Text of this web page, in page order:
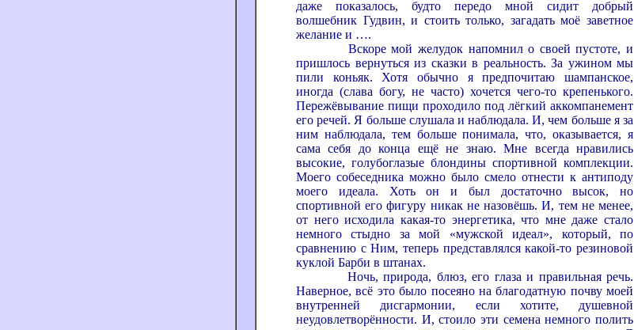
даже показалось, будто передо мной сидит добрый
волшебник Гудвин, и стоить только, загадать моё заветное
желание и ….
Вскоре мой желудок напомнил о своей пустоте, и
пришлось вернуться из сказки в реальность. За ужином мы
пили коньяк. Хотя обычно я предпочитаю шампанское,
иногда (слава богу, не часто) хочется чего-то крепенького.
Пережёвывание пищи проходило под лёгкий аккомпанемент
его речей. Я больше слушала и наблюдала. И, чем больше я за
ним наблюдала, тем больше понимала, что, оказывается, я
сама себя до конца ещё не знаю. Мне всегда нравились
высокие, голубоглазые блондины спортивной комплекции.
Моего собеседника можно было смело отнести к антиподу
моего идеала. Хоть он и был достаточно высок, но
спортивной его фигуру никак не назовёшь. И, тем не менее,
от него исходила какая-то энергетика, что мне даже стало
немного стыдно за мой «мужской идеал», который, по
сравнению с Ним, теперь представлялся какой-то резиновой
куклой Барби в штанах.
Ночь, природа, блюз, его глаза и правильная речь.
Наверное, всё это было посеяно на благодатную почву моей
внутренней дисгармонии, если хотите, душевной
неудовлетворённости. И, стоило эти семена немного полить